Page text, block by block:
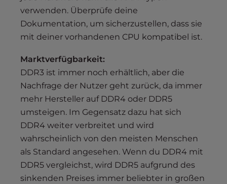
verwenden. Überprüfe deine
Dokumentation, um sicherzustellen, dass sie
mit deiner vorhandenen CPU kompatibel ist.
Marktverfügbarkeit:
DDR3 ist immer noch erhältlich, aber die
Nachfrage der Nutzer geht zurück, da immer
mehr Hersteller auf DDR4 oder DDR5
umsteigen. Im Gegensatz dazu hat sich
DDR4 weiter verbreitet und wird
wahrscheinlich von den meisten Menschen
als Standard angesehen. Wenn du DDR4 mit
DDR5 vergleichst, wird DDR5 aufgrund des
sinkenden Preises immer beliebter in großen